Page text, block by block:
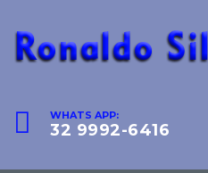
WHATS APP:
32 9992-6416